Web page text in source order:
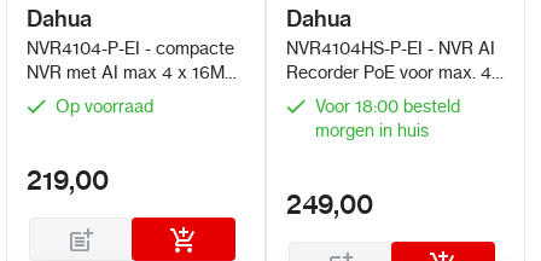
Dahua
NVR4104-P-EI - compacte
NVR met AI max 4 x 16MP
IP camera's met PoE
Op voorraad
219,00
Dahua
NVR4104HS-P-EI - NVR AI
Recorder PoE voor max. 4
x 16 MP IP camera's
Voor 18:00 besteld
morgen in huis
249,00